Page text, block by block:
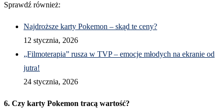
Sprawdź również:
Najdroższe karty Pokemon – skąd te ceny?
12 stycznia, 2026
„Filmoterapia” rusza w TVP – emocje młodych na ekranie od
jutra!
24 stycznia, 2026
6. Czy karty Pokemon tracą wartość?